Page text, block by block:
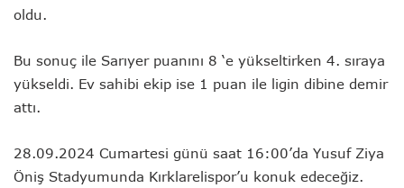
oldu.
Bu sonuç ile Sarıyer puanını 8 ‘e yükseltirken 4. sıraya
yükseldi. Ev sahibi ekip ise 1 puan ile ligin dibine demir
attı.
28.09.2024 Cumartesi günü saat 16:00’da Yusuf Ziya
Öniş Stadyumunda Kırklarelispor’u konuk edeceğiz.